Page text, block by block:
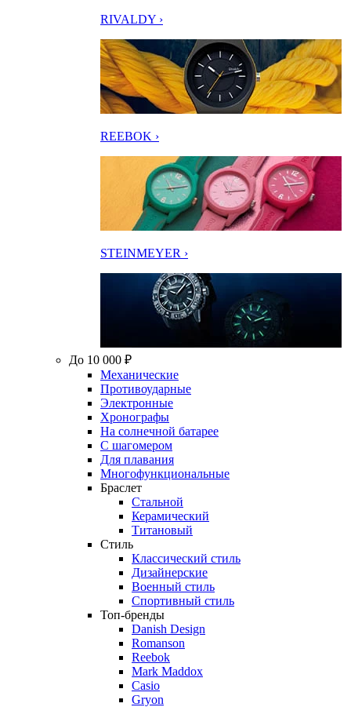
RIVALDY ›
REEBOK ›
STEINMEYER ›
До 10 000 ₽
Механические
Противоударные
Электронные
Хронографы
На солнечной батарее
С шагомером
Для плавания
Многофункциональные
Браслет
Стальной
Керамический
Титановый
Стиль
Классический стиль
Дизайнерские
Военный стиль
Спортивный стиль
Топ-бренды
Danish Design
Romanson
Reebok
Mark Maddox
Casio
Gryon